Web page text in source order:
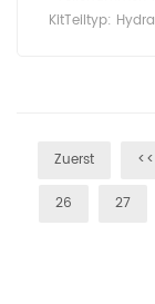
KitTeiltyp:
Zuerst <<
26 27